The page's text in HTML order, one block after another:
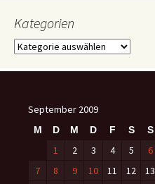
Kategorien
Kategorien
September 2009
M D M D F S S
1 2 3 4 5
6
7
8 9 10 11 12
13